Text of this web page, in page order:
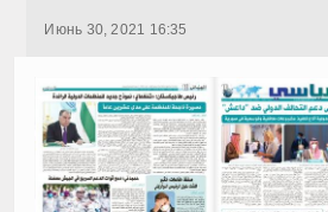
Июнь 30, 2021 16:35